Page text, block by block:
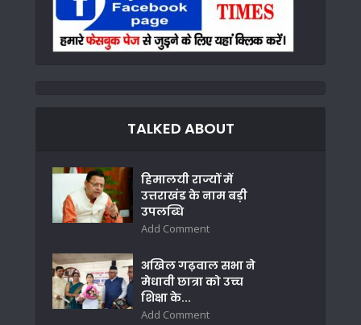
TALKED ABOUT
हिमालयी राज्यों में
उत्तराखंड के नाम बड़ी
उपलब्धि
Add Comment
अखिल गढ़वाल सभा ने
मेधावी छात्रा को उच्च
शिक्षा के...
Add Comment